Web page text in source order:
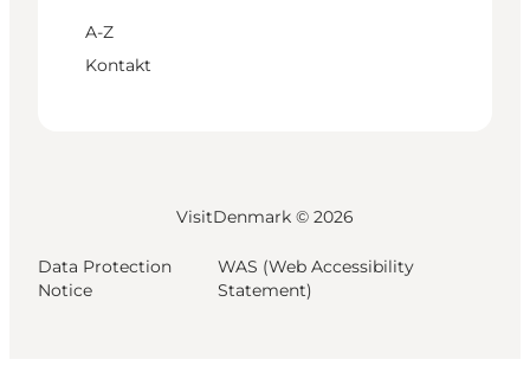
A-Z
Kontakt
VisitDenmark © 2026
Data Protection
Notice
WAS (Web Accessibility
Statement)